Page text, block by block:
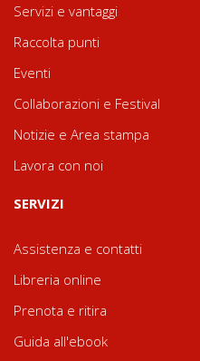
Servizi e vantaggi
Raccolta punti
Eventi
Collaborazioni e Festival
Notizie e Area stampa
Lavora con noi
SERVIZI
Assistenza e contatti
Libreria online
Prenota e ritira
Guida all'ebook